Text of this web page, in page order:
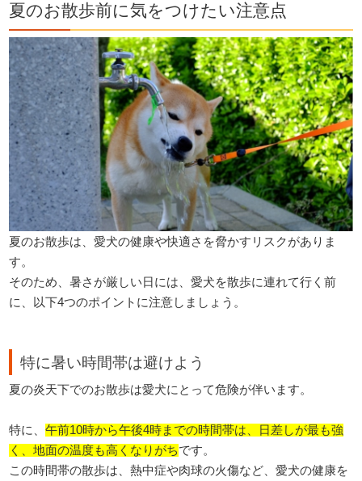
夏のお散歩前に気をつけたい注意点
夏のお散歩は、愛犬の健康や快適さを脅かすリスクがありま
す。
そのため、暑さが厳しい日には、愛犬を散歩に連れて行く前
に、以下4つのポイントに注意しましょう。
特に暑い時間帯は避けよう
夏の炎天下でのお散歩は愛犬にとって危険が伴います。
特に、午前10時から午後4時までの時間帯は、日差しが最も強
く、地面の温度も高くなりがちです。
この時間帯の散歩は、熱中症や肉球の火傷など、愛犬の健康を